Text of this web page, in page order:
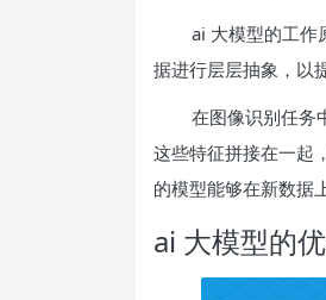
ai 大模型的工作
据进行层层抽象，以
在图像识别任务
这些特征拼接在一起
的模型能够在新数据
ai 大模型的